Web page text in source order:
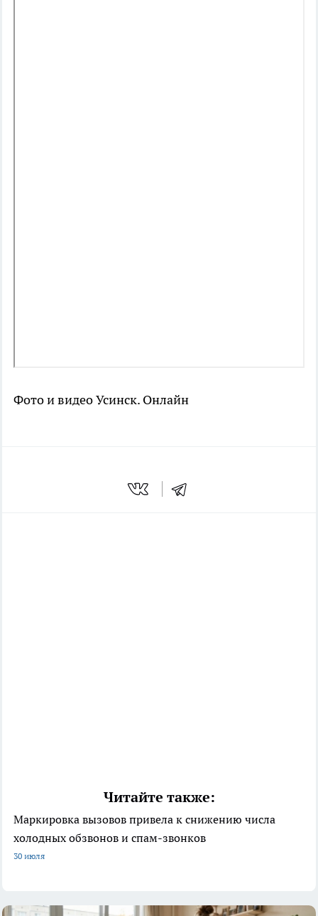
Фото и видео Усинск. Онлайн
Читайте также:
Маркировка вызовов привела к снижению числа
холодных обзвонов и спам-звонков
30 июля